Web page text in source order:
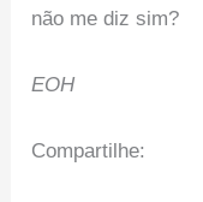
não me diz sim?
EOH
Compartilhe: